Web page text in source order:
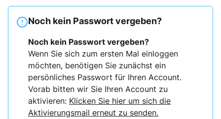
Noch kein Passwort vergeben?
Noch kein Passwort vergeben?
Wenn Sie sich zum ersten Mal einloggen
möchten, benötigen Sie zunächst ein
persönliches Passwort für Ihren Account.
Vorab bitten wir Sie Ihren Account zu
aktivieren: Klicken Sie hier um sich die
Aktivierungsmail erneut zu senden.